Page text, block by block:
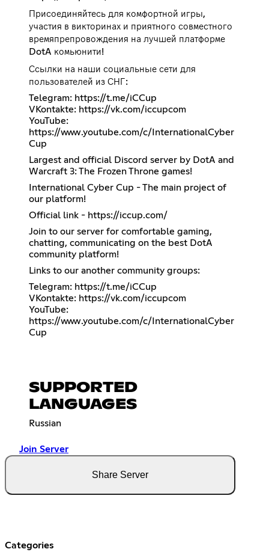
Присоединяйтесь для комфортной игры,
участия в викторинах и приятного совместного
времяпрепровождения на лучшей платформе
DotA комьюнити!
Ссылки на наши социальные сети для
пользователей из СНГ:
Telegram: https://t.me/iCCup
VKontakte: https://vk.com/iccupcom
YouTube:
https://www.youtube.com/c/InternationalCyber
Cup
Largest and official Discord server by DotA and
Warcraft 3: The Frozen Throne games!
International Cyber Cup - The main project of
our platform!
Official link - https://iccup.com/
Join to our server for comfortable gaming,
chatting, communicating on the best DotA
community platform!
Links to our another community groups:
Telegram: https://t.me/iCCup
VKontakte: https://vk.com/iccupcom
YouTube:
https://www.youtube.com/c/InternationalCyber
Cup
SUPPORTED
LANGUAGES
Russian
Join Server
Share Server
Categories